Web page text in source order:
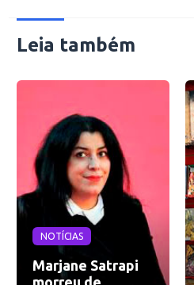
Leia também
NOTÍCIAS
Marjane Satrapi
morreu de